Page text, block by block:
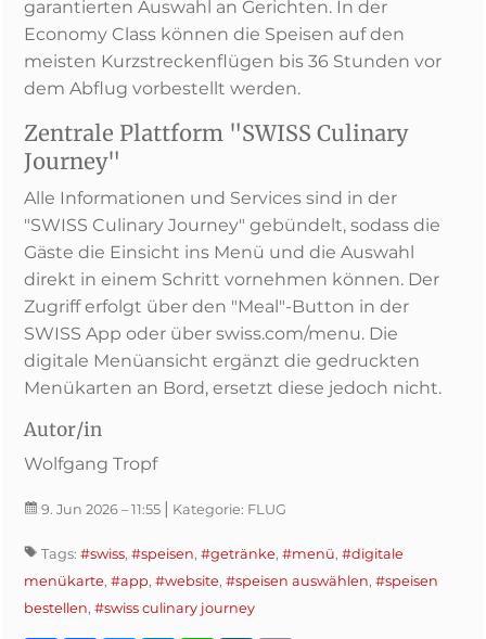
garantierten Auswahl an Gerichten. In der
Economy Class können die Speisen auf den
meisten Kurzstreckenflügen bis 36 Stunden vor
dem Abflug vorbestellt werden.
Zentrale Plattform "SWISS Culinary
Journey"
Alle Informationen und Services sind in der
"SWISS Culinary Journey" gebündelt, sodass die
Gäste die Einsicht ins Menü und die Auswahl
direkt in einem Schritt vornehmen können. Der
Zugriff erfolgt über den "Meal"-Button in der
SWISS App oder über swiss.com/menu. Die
digitale Menüansicht ergänzt die gedruckten
Menükarten an Bord, ersetzt diese jedoch nicht.
Autor/in
Wolfgang Tropf
9. Jun 2026 – 11:55 | Kategorie: FLUG
Tags: #swiss, #speisen, #getränke, #menü, #digitale
menükarte, #app, #website, #speisen auswählen, #speisen
bestellen, #swiss culinary journey